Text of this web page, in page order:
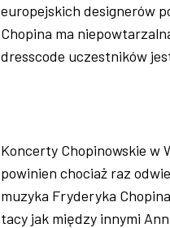
europejskich designerów
Chopina ma
dresscode uczestników
Koncerty Chopinowskie w
powinien chociaż raz
muzyka Fryderyka
tacy jak między innymi